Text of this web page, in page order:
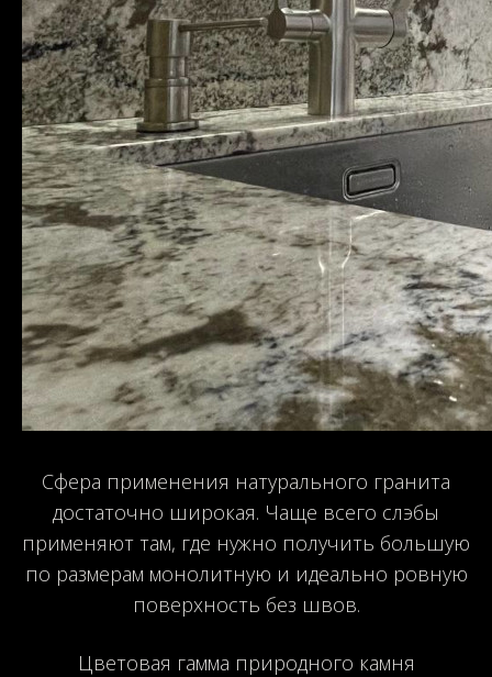
Сфера применения натурального гранита
достаточно широкая. Чаще всего слэбы
применяют там, где нужно получить большую
по размерам монолитную и идеально ровную
поверхность без швов.
Цветовая гамма природного камня